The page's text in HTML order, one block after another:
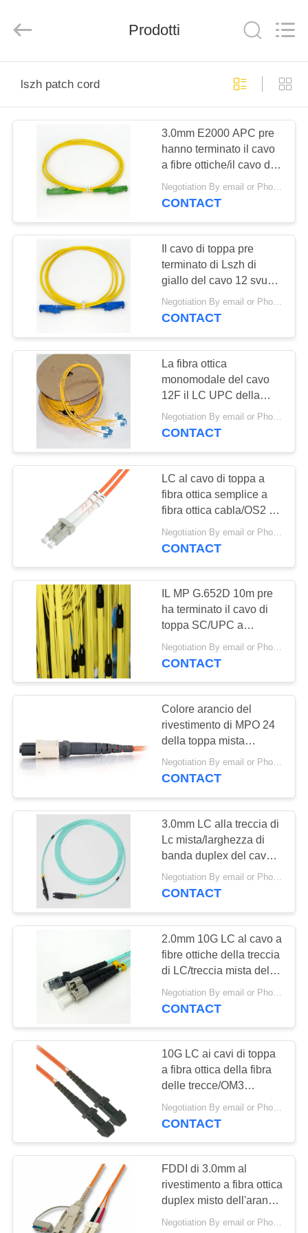
PRODOTTI
VIDEO
CIRCA
NOI
GIRO
DELLA
FABBRICA
CONTROLLO
QUALITÀ
CONTATTICI
RICHIEDA
CITAZIONE
VR
MAPPA
DEL
SITO
Hangalaxy
Technology
Prodotti
lszh patch cord
3.0mm E2000 APC pre
hanno terminato il cavo
a fibre ottiche/il cavo di
toppa Lszh di giallo
Negotiation By email or Phone Call MOQ:Dire di MOQ è 10pcs
CONTACT
Il cavo di toppa pre
terminato di Lszh di
giallo del cavo 12 svuota
3.0mm E2000 APC
Negotiation By email or Phone Call MOQ:Dire di MOQ è 10pcs
CONTACT
La fibra ottica
monomodale del cavo
12F il LC UPC della
toppa di LSZH pre ha
installato il multiplo
Negotiation By email or Phone Call MOQ:Dire di MOQ è 10pcs
CONTACT
LC al cavo di toppa a
fibra ottica semplice a
fibra ottica cabla/OS2 Lc
della toppa del FDDI
CONTACT
IL MP G.652D 10m pre
ha terminato il cavo di
toppa SC/UPC a
SC/UPC
Negotiation By email or Phone Call MOQ:Dire di MOQ è 10pcs
CONTACT
Colore arancio del
rivestimento di MPO 24
della toppa mista
femminile del cavo a
fibre ottiche OM2 LSZH
Negotiation By email or Phone Call MOQ:Il detto di MOQ è 10pcs
CONTACT
3.0mm LC alla treccia di
Lc mista/larghezza di
banda duplex del cavo
di toppa della fibra OM3
10Gbps
Negotiation By email or Phone Call MOQ:Dire di MOQ è 10pcs
CONTACT
2.0mm 10G LC al cavo a
fibre ottiche della treccia
di LC/treccia mista del
cavo di toppa OM3
CONTACT
10G LC ai cavi di toppa
a fibra ottica della fibra
delle trecce/OM3
millimetro di LC 2.0mm
OD
Negotiation By email or Phone Call MOQ:Dire di MOQ è 10pcs
CONTACT
FDDI di 3.0mm al
rivestimento a fibra ottica
duplex misto dell'arancia
del cavo di toppa dello
Negotiation By email or Phone Call MOQ:Dire di MOQ è 10pcs